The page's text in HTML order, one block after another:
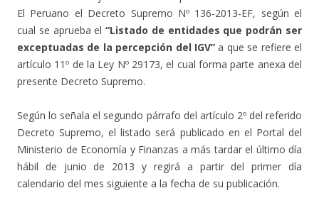
El Peruano el Decreto Supremo Nº 136-2013-EF, según el
cual se aprueba el“Listado de entidades que podrán ser
exceptuadas de la percepción del IGV” a que se refiere el
artículo 11º de la Ley Nº 29173, el cual forma parte anexa del
presente Decreto Supremo.
Según lo señala el segundo párrafo del artículo 2º del referido
Decreto Supremo, el listado será publicado en el Portal del
Ministerio de Economía y Finanzas a más tardar el último día
hábil de junio de 2013 y regirá a partir del primer día
calendario del mes siguiente a la fecha de su publicación.